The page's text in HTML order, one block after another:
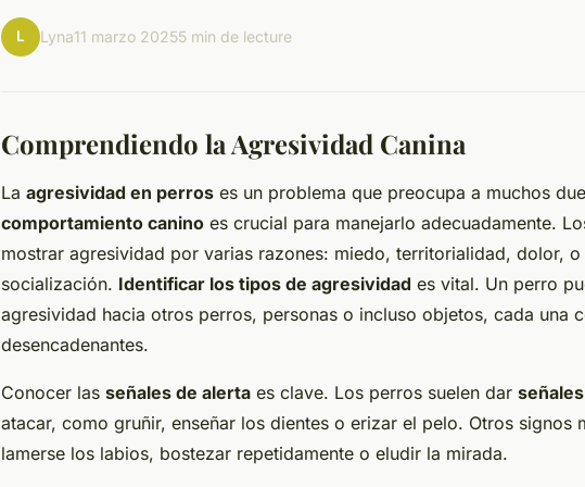
L Lyna11 marzo 20255 min de lecture
Comprendiendo la Agresividad Canina
La agresividad en perros es un problema que preocupa a muchos
comportamiento canino es crucial para manejarlo adecuadamente.
mostrar agresividad por varias razones: miedo, territorialidad, dolor,
socialización. Identificar los tipos de agresividad es vital. Un perro
agresividad hacia otros perros, personas o incluso objetos, cada una
desencadenantes.
Conocer las señales de alerta es clave. Los perros suelen dar
atacar, como gruñir, enseñar los dientes o erizar el pelo. Otros signos
lamerse los labios, bostezar repetidamente o eludir la mirada.